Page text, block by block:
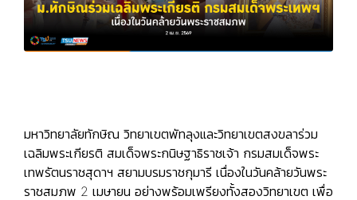
มหาวิทยาลัยทักษิณ วิทยาเขตพัทลุงและวิทยาเขตสงขลาร่วม
เฉลิมพระเกียรติ สมเด็จพระกนิษฐาธิราชเจ้า กรมสมเด็จพระ
เทพรัตนราชสุดาฯ สยามบรมราชกุมารี เนื่องในวันคล้ายวันพระ
ราชสมภพ 2 เมษายน อย่างพร้อมเพรียงทั้งสองวิทยาเขต เพื่อ